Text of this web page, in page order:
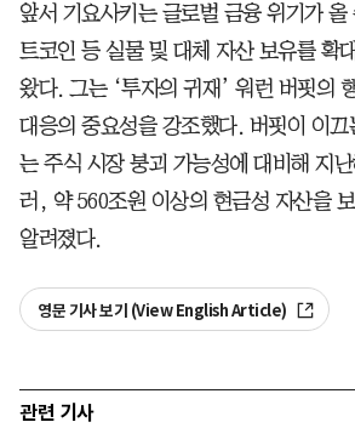
앞서 기요사키는 글로벌 금융 위기가 올
트코인 등 실물 및 대체 자산 보유를 확
왔다. 그는 ‘투자의 귀재’ 워런 버핏의
대응의 중요성을 강조했다. 버핏이 이끄
는 주식 시장 붕괴 가능성에 대비해 지
러, 약 560조원 이상의 현금성 자산을
알려졌다.
영문 기사 보기 (View English Article)
관련 기사